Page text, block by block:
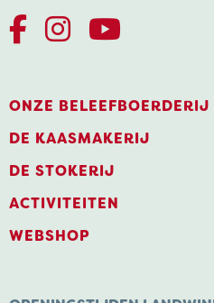
ONZE BELEEFBOERDERIJ
DE KAASMAKERIJ
DE STOKERIJ
ACTIVITEITEN
WEBSHOP